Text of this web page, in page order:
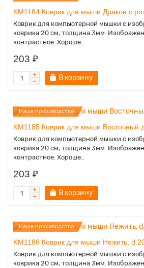
KM1184 Коврик для мыши Дракон с
Коврик для компьютерной мышки с
коврика 20 см, толщина 3мм.
контрастное. Хороше..
203 ₽
В корзину
Наше производство
KM1185 Коврик для мыши Восточный
Коврик для компьютерной мышки с
коврика 20 см, толщина 3мм.
контрастное. Хороше..
203 ₽
В корзину
Наше производство
KM1186 Коврик для мыши Нежить,
Коврик для компьютерной мышки с
коврика 20 см, толщина 3мм.